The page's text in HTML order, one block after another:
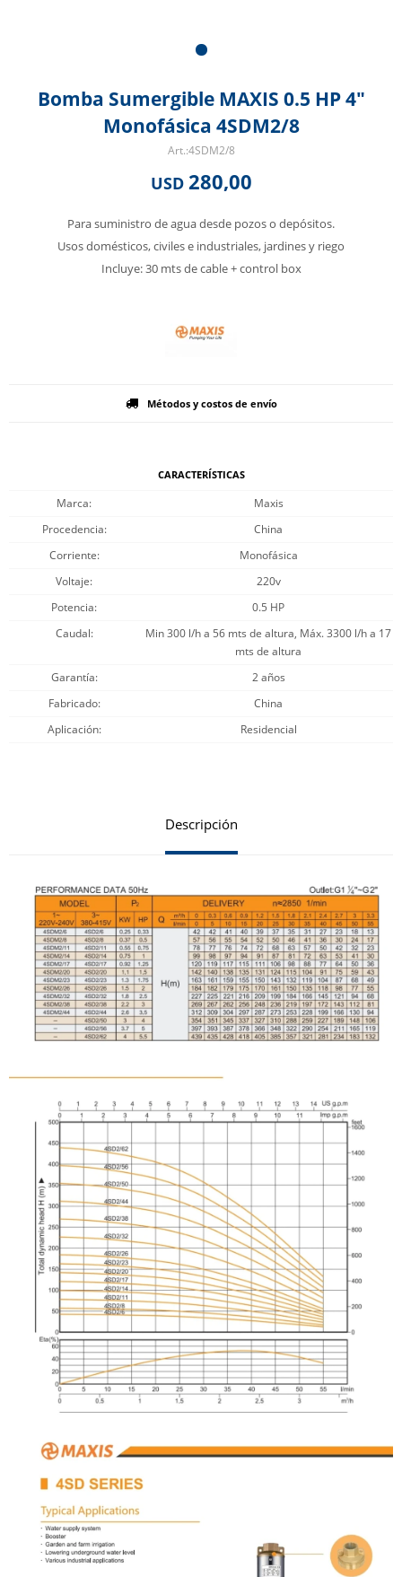
Bomba Sumergible MAXIS 0.5 HP 4"
Monofásica 4SDM2/8
4SDM2/8
USD 280,00
Para suministro de agua desde pozos o depósitos.
Usos domésticos, civiles e industriales, jardines y riego
Incluye: 30 mts de cable + control box
Métodos y costos de envío
CARACTERÍSTICAS
Marca
Maxis
Procedencia
China
Corriente
Monofásica
Voltaje
220v
Potencia
0.5 HP
Caudal
Min 300 l/h a 56 mts de altura, Máx. 3300 l/h a 17
mts de altura
Garantía
2 años
Fabricado
China
Aplicación
Residencial
Descripción